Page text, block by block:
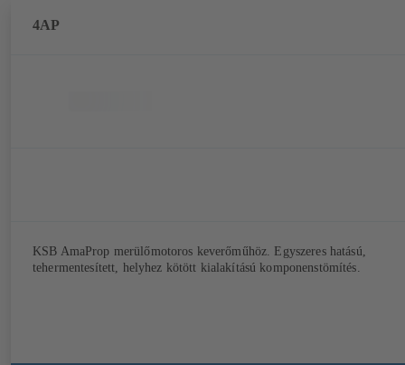
4AP
KSB AmaProp merülőmotoros keverőműhöz. Egyszeres hatású,
tehermentesített, helyhez kötött kialakítású komponenstömítés.